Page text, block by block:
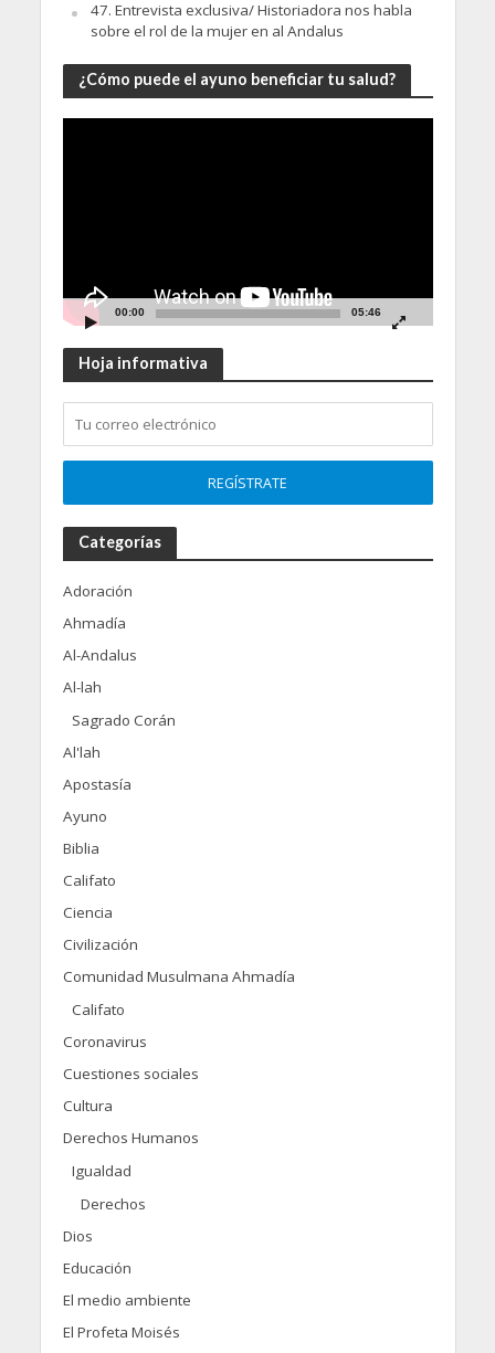
47. Entrevista exclusiva/ Historiadora nos habla
sobre el rol de la mujer en al Andalus
¿Cómo puede el ayuno beneficiar tu salud?
00:00 05:46
Hoja informativa
Categorías
Adoración
Ahmadía
Al-Andalus
Al-lah
Sagrado Corán
Al'lah
Apostasía
Ayuno
Biblia
Califato
Ciencia
Civilización
Comunidad Musulmana Ahmadía
Califato
Coronavirus
Cuestiones sociales
Cultura
Derechos Humanos
Igualdad
Derechos
Dios
Educación
El medio ambiente
El Profeta Moisés